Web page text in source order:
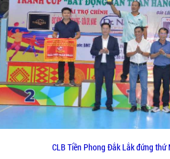
CLB Tiền Phong Đắk Lắk đứng